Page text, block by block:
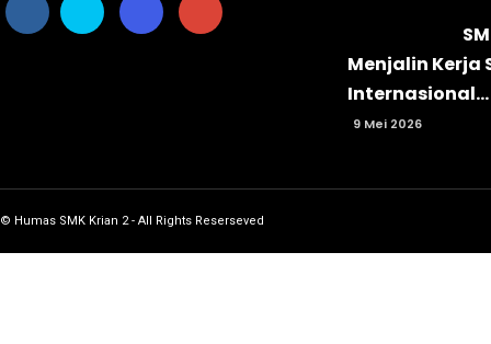
Menjalin Kerja
Internasional...
9 Mei 2026
© Humas SMK Krian 2 - All Rights Reserseved